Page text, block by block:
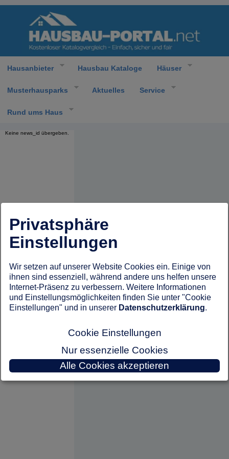
Hausanbieter Hausbau Kataloge Häuser
Musterhausparks Aktuelles Service
Rund ums Haus
Keine news_id übergeben.
Privatsphäre
Einstellungen
Wir setzen auf unserer Website Cookies ein. Einige von
ihnen sind essenziell, während andere uns helfen unsere
Internet-Präsenz zu verbessern. Weitere Informationen
und Einstellungsmöglichkeiten finden Sie unter "Cookie
Einstellungen" und in unserer Datenschutzerklärung.
Cookie Einstellungen
Nur essenzielle Cookies
Alle Cookies akzeptieren